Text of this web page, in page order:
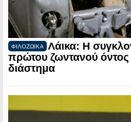
ΦΙΛΟΖΩΙΚΑ
Λάικα: Η
πρώτου ζωντανού όντος
διάστημα